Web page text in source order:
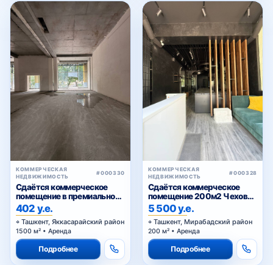
КОММЕРЧЕСКАЯ
НЕДВИЖИМОСТЬ
#000330
Сдаётся коммерческое
помещение в премиальном
жилом комплексе
402 у.е.
Ташкент, Яккасарайский район
1500 м² • Аренда
Подробнее
КОММЕРЧЕСКАЯ
НЕДВИЖИМОСТЬ
#000328
Сдаётся коммерческое
помещение 200м2 Чехова,
Тараса Шевченко
5 500 у.е.
Ташкент, Мирабадский район
200 м² • Аренда
Подробнее